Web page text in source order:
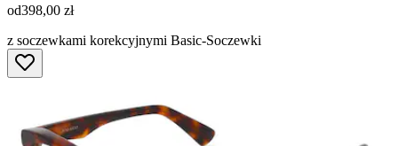
od398,00 zł
z soczewkami korekcyjnymi Basic-Soczewki